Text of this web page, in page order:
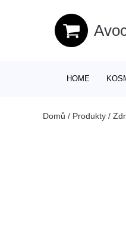
HOME
Domů / Produkty /